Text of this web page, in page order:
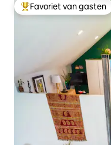
Topfavoriet van gasten
Favoriet van gasten